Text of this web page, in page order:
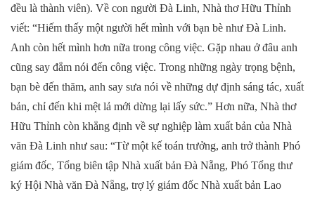
đều là thành viên). Về con người Đà Linh, Nhà thơ Hữu Thỉnh
viết: “Hiếm thấy một người hết mình với bạn bè như Đà Linh.
Anh còn hết mình hơn nữa trong công việc. Gặp nhau ở đâu anh
cũng say đắm nói đến công việc. Trong những ngày trọng bệnh,
bạn bè đến thăm, anh say sưa nói về những dự định sáng tác, xuất
bản, chỉ đến khi mệt lả mới dừng lại lấy sức.” Hơn nữa, Nhà thơ
Hữu Thỉnh còn khẳng định về sự nghiệp làm xuất bản của Nhà
văn Đà Linh như sau: “Từ một kế toán trưởng, anh trở thành Phó
giám đốc, Tổng biên tập Nhà xuất bản Đà Nẵng, Phó Tổng thư
ký Hội Nhà văn Đà Nẵng, trợ lý giám đốc Nhà xuất bản Lao